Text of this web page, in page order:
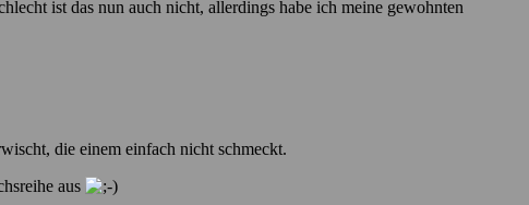
ist das nun auch nicht, allerdings habe ich meine gewohnten
die einem einfach nicht schmeckt.
aus